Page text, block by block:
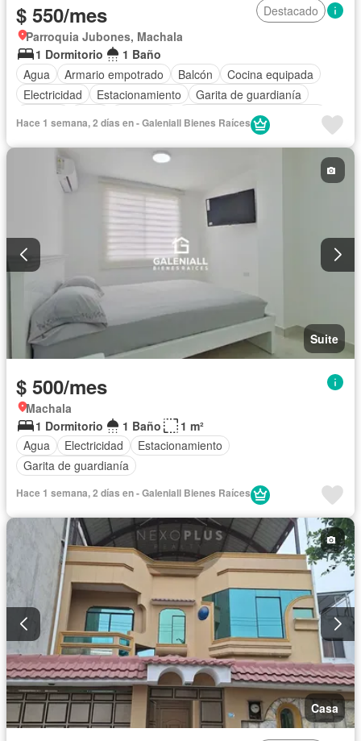
$ 550/mes
Destacado
Parroquia Jubones, Machala
1 Dormitorio
1 Baño
Agua
Armario empotrado Balcón
Cocina equipada
Electricidad
Estacionamiento
Garita de guardianía
Completamente amoblado
Hace 1 semana, 2 días en - Galeniall Bienes Raíces
Suite
$ 500/mes
Machala
1 Dormitorio
1 Baño
1 m²
Agua
Electricidad
Estacionamiento
Garita de guardianía
Hace 1 semana, 2 días en - Galeniall Bienes Raíces
Casa